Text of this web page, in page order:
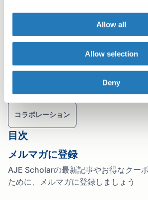
Allow all
Allow selection
Deny
Michaela Panter, PhD
AJE Author
タグ
出版プロセス
コラボレーション
目次
メルマガに登録
AJE Scholarの最新記事やお得なクー
ために、メルマガに登録しましょう